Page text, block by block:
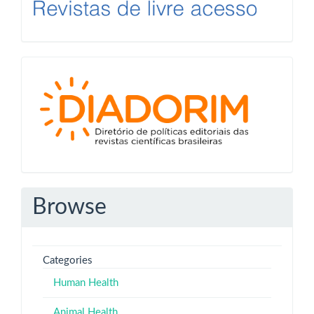
Diadorim
Browse
Categories
Human Health